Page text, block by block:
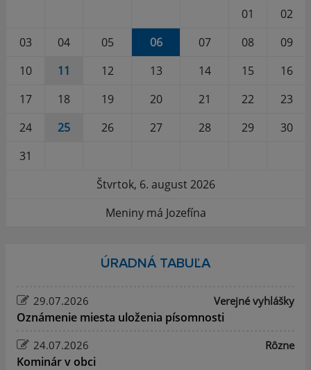
01
02
03
04 05 06 07 08
09
10
11 12 13 14 15
16
17
18 19 20 21 22
23
24
25 26 27 28 29
30
31
Štvrtok, 6. august 2026
Meniny má Jozefína
ÚRADNÁ TABUĽA
29.07.2026 Verejné vyhlášky
Oznámenie miesta uloženia písomnosti
24.07.2026 Rôzne
Kominár v obci